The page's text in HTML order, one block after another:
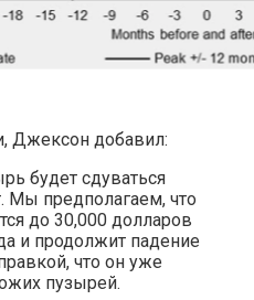
Джексон добавил:
будет сдуваться
Мы предполагаем, что
до 30,000 долларов
и продолжит падение
что он уже
пузырей.